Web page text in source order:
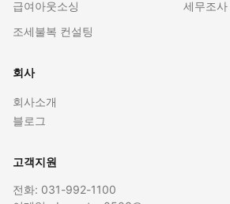
급여아웃소싱
세무조사
조세불복 컨설팅
회사
회사소개
블로그
고객지원
전화: 031-992-1100